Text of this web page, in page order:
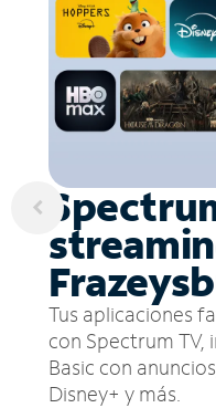
Tus aplicaciones
con Spectrum TV,
Basic con
Disney+ y más.